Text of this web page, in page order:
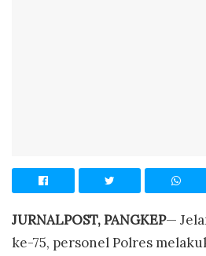
JURNALPOST, PANGKEP—
ke-75, personel Polres